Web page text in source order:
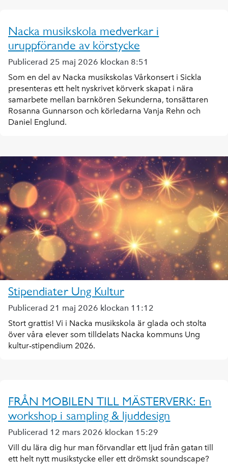
Nacka musikskola medverkar i
uruppförande av körstycke
Publicerad 25 maj 2026 klockan 8:51
Som en del av Nacka musikskolas Vårkonsert i Sickla
presenteras ett helt nyskrivet körverk skapat i nära
samarbete mellan barnkören Sekunderna, tonsättaren
Rosanna Gunnarson och körledarna Vanja Rehn och
Daniel Englund.
Stipendiater Ung Kultur
Publicerad 21 maj 2026 klockan 11:12
Stort grattis! Vi i Nacka musikskola är glada och stolta
över våra elever som tilldelats Nacka kommuns Ung
kultur‑stipendium 2026.
FRÅN MOBILEN TILL MÄSTERVERK: En
workshop i sampling & ljuddesign
Publicerad 12 mars 2026 klockan 15:29
Vill du lära dig hur man förvandlar ett ljud från gatan till
ett helt nytt musikstycke eller ett drömskt soundscape?